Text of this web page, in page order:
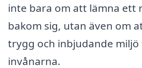
inte bara om att lämna ett
bakom sig, utan även om
trygg och inbjudande miljö
invånarna.